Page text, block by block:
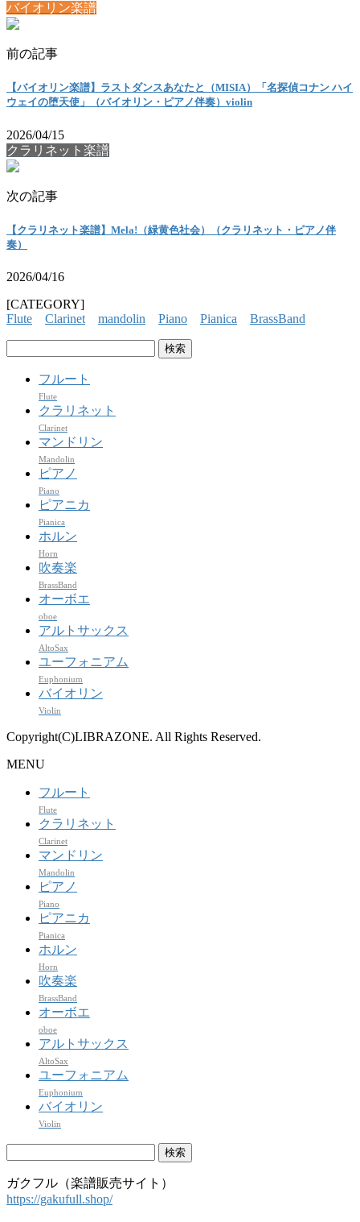
バイオリン楽譜
前の記事
【バイオリン楽譜】ラストダンスあなたと（MISIA）「名探偵コナン ハイ
ウェイの堕天使」（バイオリン・ピアノ伴奏）violin
2026/04/15
クラリネット楽譜
次の記事
【クラリネット楽譜】Mela!（緑黄色社会）（クラリネット・ピアノ伴
奏）
2026/04/16
[CATEGORY]
Flute
Clarinet mandolin Piano Pianica
BrassBand
フルート
Flute
クラリネット
Clarinet
マンドリン
Mandolin
ピアノ
Piano
ピアニカ
Pianica
ホルン
Horn
吹奏楽
BrassBand
オーボエ
oboe
アルトサックス
AltoSax
ユーフォニアム
Euphonium
バイオリン
Violin
Copyright(C)LIBRAZONE. All Rights Reserved.
MENU
フルート
Flute
クラリネット
Clarinet
マンドリン
Mandolin
ピアノ
Piano
ピアニカ
Pianica
ホルン
Horn
吹奏楽
BrassBand
オーボエ
oboe
アルトサックス
AltoSax
ユーフォニアム
Euphonium
バイオリン
Violin
ガクフル（楽譜販売サイト）
https://gakufull.shop/